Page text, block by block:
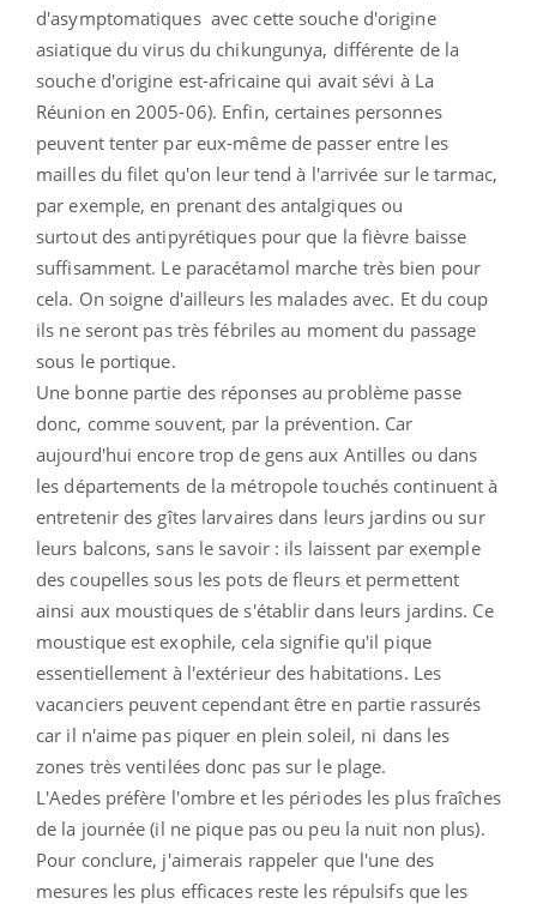
d'asymptomatiques avec cette souche d'origine
asiatique du virus du chikungunya, différente de la
souche d'origine est-africaine qui avait sévi à La
Réunion en 2005-06). Enfin, certaines personnes
peuvent tenter par eux-même de passer entre les
mailles du filet qu'on leur tend à l'arrivée sur le tarmac,
par exemple, en prenant des antalgiques ou
surtout des antipyrétiques pour que la fièvre baisse
suffisamment. Le paracétamol marche très bien pour
cela. On soigne d'ailleurs les malades avec. Et du coup
ils ne seront pas très fébriles au moment du passage
sous le portique.
Une bonne partie des réponses au problème passe
donc, comme souvent, par la prévention. Car
aujourd'hui encore trop de gens aux Antilles ou dans
les départements de la métropole touchés continuent à
entretenir des gîtes larvaires dans leurs jardins ou sur
leurs balcons, sans le savoir : ils laissent par exemple
des coupelles sous les pots de fleurs et permettent
ainsi aux moustiques de s'établir dans leurs jardins. Ce
moustique est exophile, cela signifie qu'il pique
essentiellement à l'extérieur des habitations. Les
vacanciers peuvent cependant être en partie rassurés
car il n'aime pas piquer en plein soleil, ni dans les
zones très ventilées donc pas sur le plage.
L'Aedes préfère l'ombre et les périodes les plus fraîches
de la journée (il ne pique pas ou peu la nuit non plus).
Pour conclure, j'aimerais rappeler que l'une des
mesures les plus efficaces reste les répulsifs que les